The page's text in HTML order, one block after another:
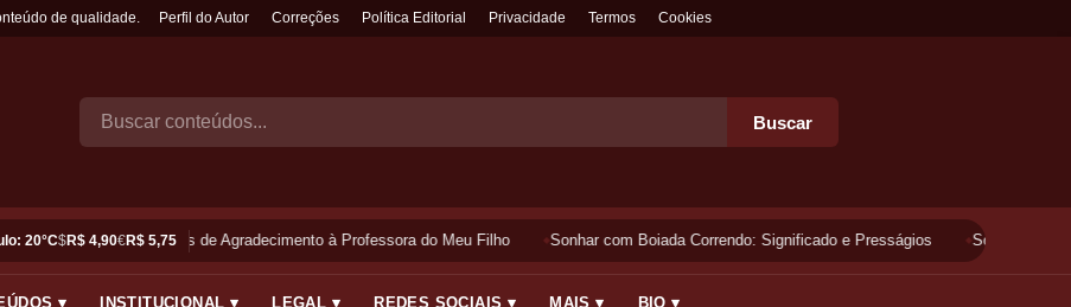
de qualidade. Perfil do Autor Correções Política Editorial Privacidade Termos Cookies
Buscar
20°C$R$ 4,90€R$ 5,75
Frases de Agradecimento à Professora do Meu Filho Sonhar com Boiada Correndo: Significado e Presságios Sonhar
▾ INSTITUCIONAL ▾ LEGAL ▾ REDES SOCIAIS ▾ MAIS ▾ BIO ▾